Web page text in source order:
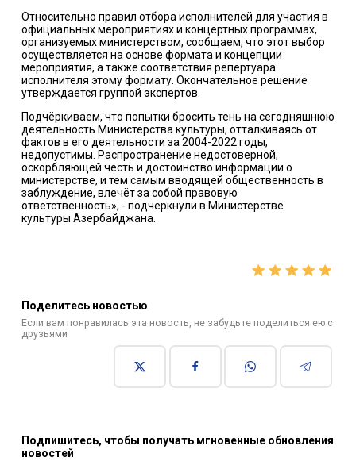
Относительно правил отбора исполнителей для участия в
официальных мероприятиях и концертных программах,
организуемых министерством, сообщаем, что этот выбор
осуществляется на основе формата и концепции
мероприятия, а также соответствия репертуара
исполнителя этому формату. Окончательное решение
утверждается группой экспертов.
Подчёркиваем, что попытки бросить тень на сегодняшнюю
деятельность Министерства культуры, отталкиваясь от
фактов в его деятельности за 2004-2022 годы,
недопустимы. Распространение недостоверной,
оскорбляющей честь и достоинство информации о
министерстве, и тем самым вводящей общественность в
заблуждение, влечёт за собой правовую
ответственность», - подчеркнули в Министерстве
культуры Азербайджана.
Поделитесь новостью
Если вам понравилась эта новость, не забудьте поделиться ею с
друзьями
Подпишитесь, чтобы получать мгновенные обновления
новостей